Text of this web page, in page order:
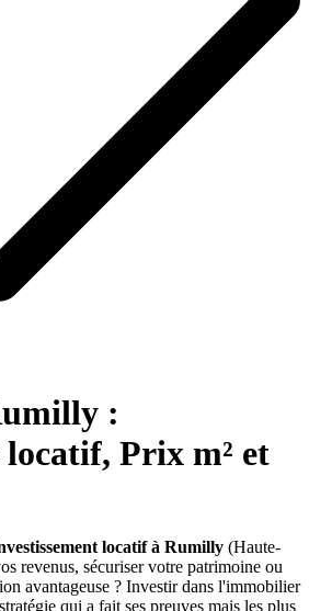
:
Prix m² et
locatif à Rumilly (Haute-
revenus, sécuriser votre patrimoine ou
avantageuse ? Investir dans l'immobilier
qui a fait ses preuves mais les plus